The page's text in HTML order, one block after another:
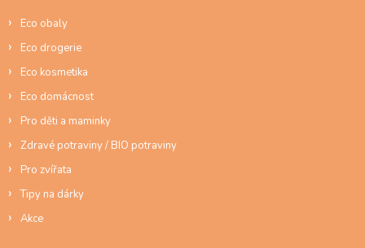
Eco obaly
Eco drogerie
Eco kosmetika
Eco domácnost
Pro děti a maminky
Zdravé potraviny / BIO potraviny
Pro zvířata
Tipy na dárky
Akce